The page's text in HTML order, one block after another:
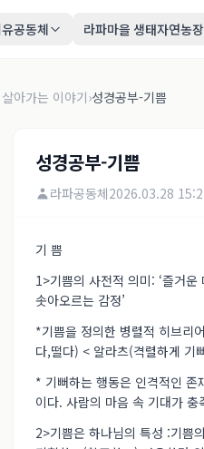
공동체 라파마을 생태자연농장
아가는 이야기›성경공부-기쁨
성경공부-기쁨
라파공동체2026.03.28
기 쁨
1>기쁨의 사전적 의미: ‘즐거
솟아오르는 감정’
*기쁨을 정의한 병렬적 히브리
다,떨다) < 알라츠(격렬하게 기
* 기뻐하는 행동은 인격적인 존
이다. 사람의 마음 속 기대가
2>기쁨은 하나님의 특성 :기쁨